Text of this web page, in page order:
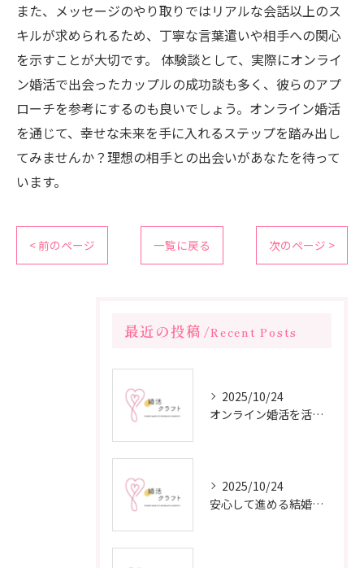
また、メッセージのやり取りではリアルな会話以上のス
キルが求められるため、丁寧な言葉遣いや相手への関心
を示すことが大切です。 体験談として、実際にオンライ
ン婚活で出会ったカップルの成功談も多く、彼らのアプ
ローチを参考にするのも良いでしょう。オンライン婚活
を通じて、幸せな未来を手に入れるステップを踏み出し
てみませんか？理想の相手との出会いがあなたを待って
います。
< 前のページ 一覧に戻る 次のページ >
最近の投稿 Recent Posts
2025/10/24
オンライン婚活を活用した短期間成婚の秘訣
2025/10/24
安心して進める結婚相談所の利用法